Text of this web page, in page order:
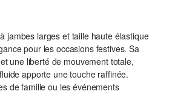
jambes larges et taille haute élastique
pour les occasions festives. Sa
une liberté de mouvement totale,
apporte une touche raffinée.
de famille ou les événements